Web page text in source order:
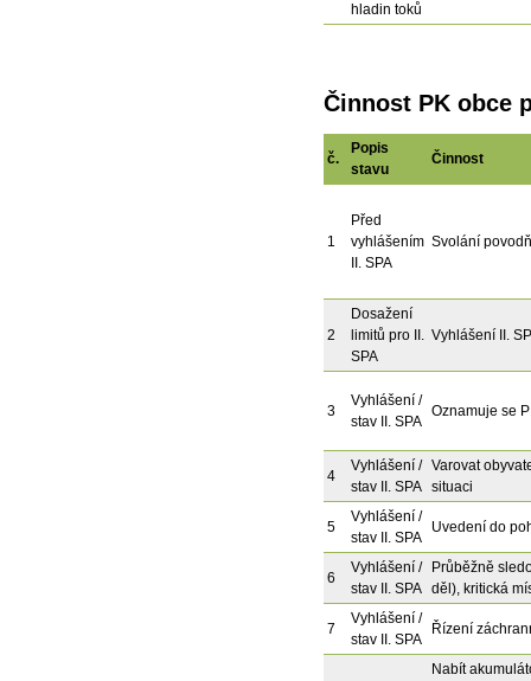
hladin toků
Činnost PK obce
č.
Popis
stavu
Činnost
1
Před
vyhlášením
II. SPA
Svolání
2
Dosažení
limitů pro II.
SPA
Vyhlášení II.
3
Vyhlášení /
stav II. SPA
Oznamuje se
4
Vyhlášení /
stav II. SPA
Varovat
situaci
5
Vyhlášení /
stav II. SPA
Uvedení do
6
Vyhlášení /
stav II. SPA
Průběžně
děl), kritická
7
Vyhlášení /
stav II. SPA
Řízení
Nabít